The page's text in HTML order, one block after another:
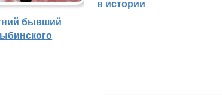
бывший
в истории